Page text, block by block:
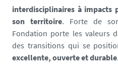
interdisciplinaires à impacts
son territoire. Forte de
Fondation porte les valeurs
des transitions qui se
excellente, ouverte et durable.